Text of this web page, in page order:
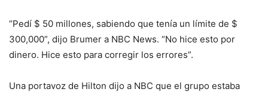
“Pedí $ 50 millones, sabiendo que tenía un límite de $
300,000”, dijo Brumer a NBC News. “No hice esto por
dinero. Hice esto para corregir los errores”.
Una portavoz de Hilton dijo a NBC que el grupo estaba